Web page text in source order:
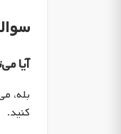
آیا
کنید.